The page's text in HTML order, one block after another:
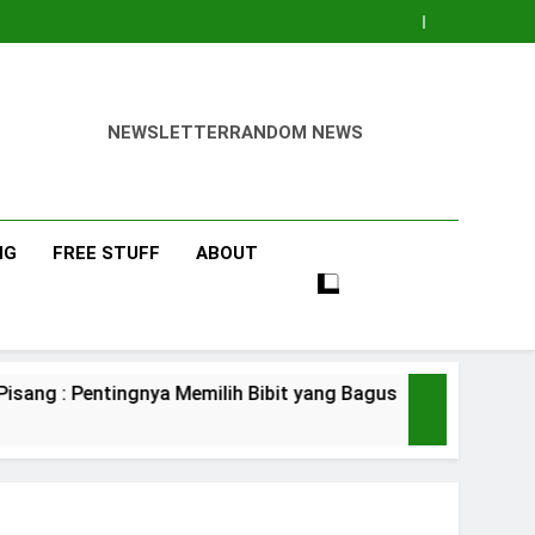
NEWSLETTERRANDOM NEWS
FREE STUFF ABOUT
Memilih Bibit yang Bagus